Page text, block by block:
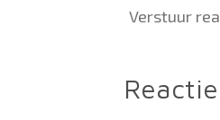
Verstuur